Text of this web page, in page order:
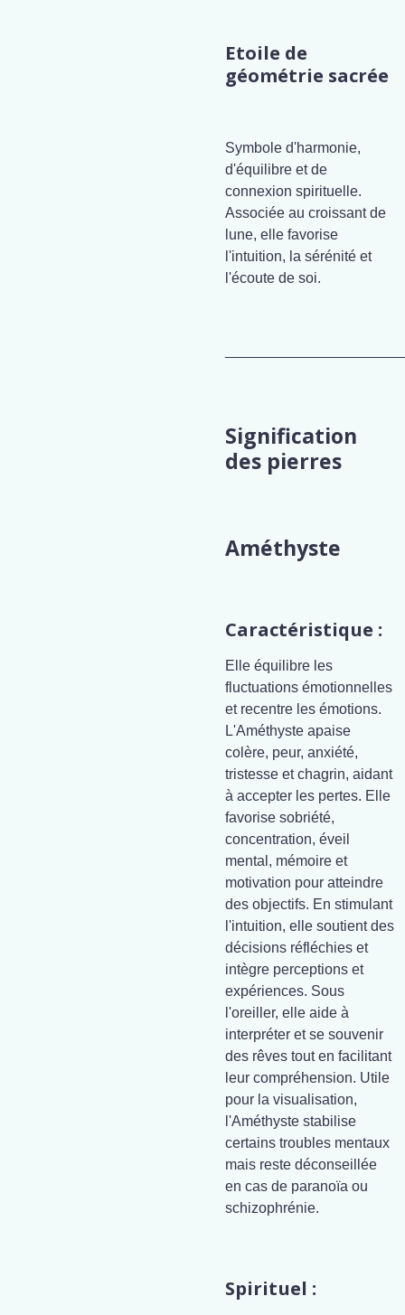
Etoile de
géométrie sacrée
Symbole d'harmonie,
d'équilibre et de
connexion spirituelle.
Associée au croissant de
lune, elle favorise
l'intuition, la sérénité et
l'écoute de soi.
Signification
des pierres
Améthyste
Caractéristique :
Elle équilibre les
fluctuations émotionnelles
et recentre les émotions.
L'Améthyste apaise
colère, peur, anxiété,
tristesse et chagrin, aidant
à accepter les pertes. Elle
favorise sobriété,
concentration, éveil
mental, mémoire et
motivation pour atteindre
des objectifs. En stimulant
l'intuition, elle soutient des
décisions réfléchies et
intègre perceptions et
expériences. Sous
l'oreiller, elle aide à
interpréter et se souvenir
des rêves tout en facilitant
leur compréhension. Utile
pour la visualisation,
l'Améthyste stabilise
certains troubles mentaux
mais reste déconseillée
en cas de paranoïa ou
schizophrénie.
Spirituel :